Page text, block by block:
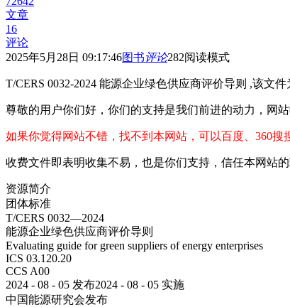
文章
16
评论
2025年5月28日 09:17:46图书评论282阅读模式
T/CERS 0032-2024 能源企业绿色供应商评价导则 ,该文
尊敬的用户你们好，你们的支持是我们前进的动力，网
如果你觉得网站不错，找不到本网站，可以百度、360搜
收费文件即表明收集不易，也是你们支持，信任本网站
资源简介
团体标准
T/CERS 0032—2024
能源企业绿色供应商评价导则
Evaluating guide for green suppliers of energy enterprises
ICS 03.120.20
CCS A00
2024 - 08 - 05 发布2024 - 08 - 05 实施
中国能源研究会发布